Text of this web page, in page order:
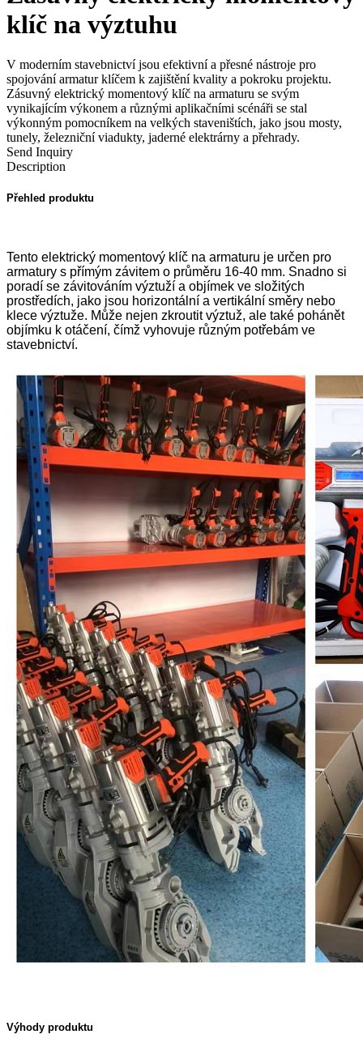
klíč na výztuhu
V moderním stavebnictví jsou efektivní a přesné nástroje pro
spojování armatur klíčem k zajištění kvality a pokroku projektu.
Zásuvný elektrický momentový klíč na armaturu se svým
vynikajícím výkonem a různými aplikačními scénáři se stal
výkonným pomocníkem na velkých staveništích, jako jsou mosty,
tunely, železniční viadukty, jaderné elektrárny a přehrady.
Send Inquiry
Description
Přehled produktu
Tento elektrický momentový klíč na armaturu je určen pro
armatury s přímým závitem o průměru 16-40 mm. Snadno si
poradí se závitováním výztuží a objímek ve složitých
prostředích, jako jsou horizontální a vertikální směry nebo
klece výztuže. Může nejen zkroutit výztuž, ale také pohánět
objímku k otáčení, čímž vyhovuje různým potřebám ve
stavebnictví.
Výhody produktu